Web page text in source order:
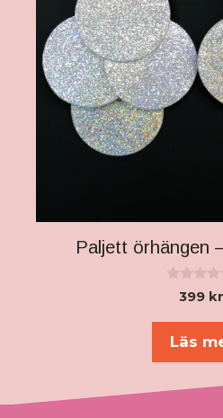
Paljett örhängen
399 kr
Läs